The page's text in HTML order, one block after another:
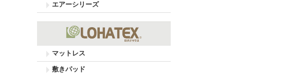
エアーシリーズ
マットレス
敷きパッド